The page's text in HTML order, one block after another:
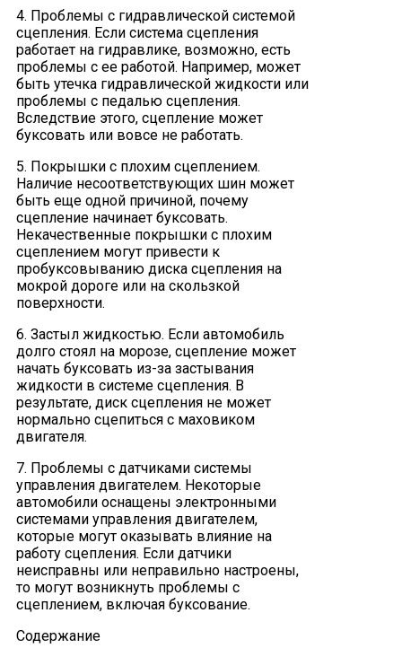
4. Проблемы с гидравлической системой
сцепления. Если система сцепления
работает на гидравлике, возможно, есть
проблемы с ее работой. Например, может
быть утечка гидравлической жидкости или
проблемы с педалью сцепления.
Вследствие этого, сцепление может
буксовать или вовсе не работать.
5. Покрышки с плохим сцеплением.
Наличие несоответствующих шин может
быть еще одной причиной, почему
сцепление начинает буксовать.
Некачественные покрышки с плохим
сцеплением могут привести к
пробуксовыванию диска сцепления на
мокрой дороге или на скользкой
поверхности.
6. Застыл жидкостью. Если автомобиль
долго стоял на морозе, сцепление может
начать буксовать из-за застывания
жидкости в системе сцепления. В
результате, диск сцепления не может
нормально сцепиться с маховиком
двигателя.
7. Проблемы с датчиками системы
управления двигателем. Некоторые
автомобили оснащены электронными
системами управления двигателем,
которые могут оказывать влияние на
работу сцепления. Если датчики
неисправны или неправильно настроены,
то могут возникнуть проблемы с
сцеплением, включая буксование.
Содержание